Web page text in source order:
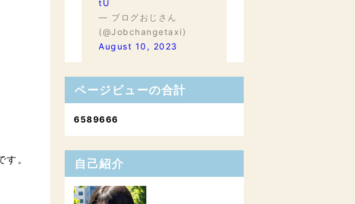
。
tU
— ブログおじさん
(@Jobchangetaxi)
August 10, 2023
ページビューの合計
6589666
自己紹介